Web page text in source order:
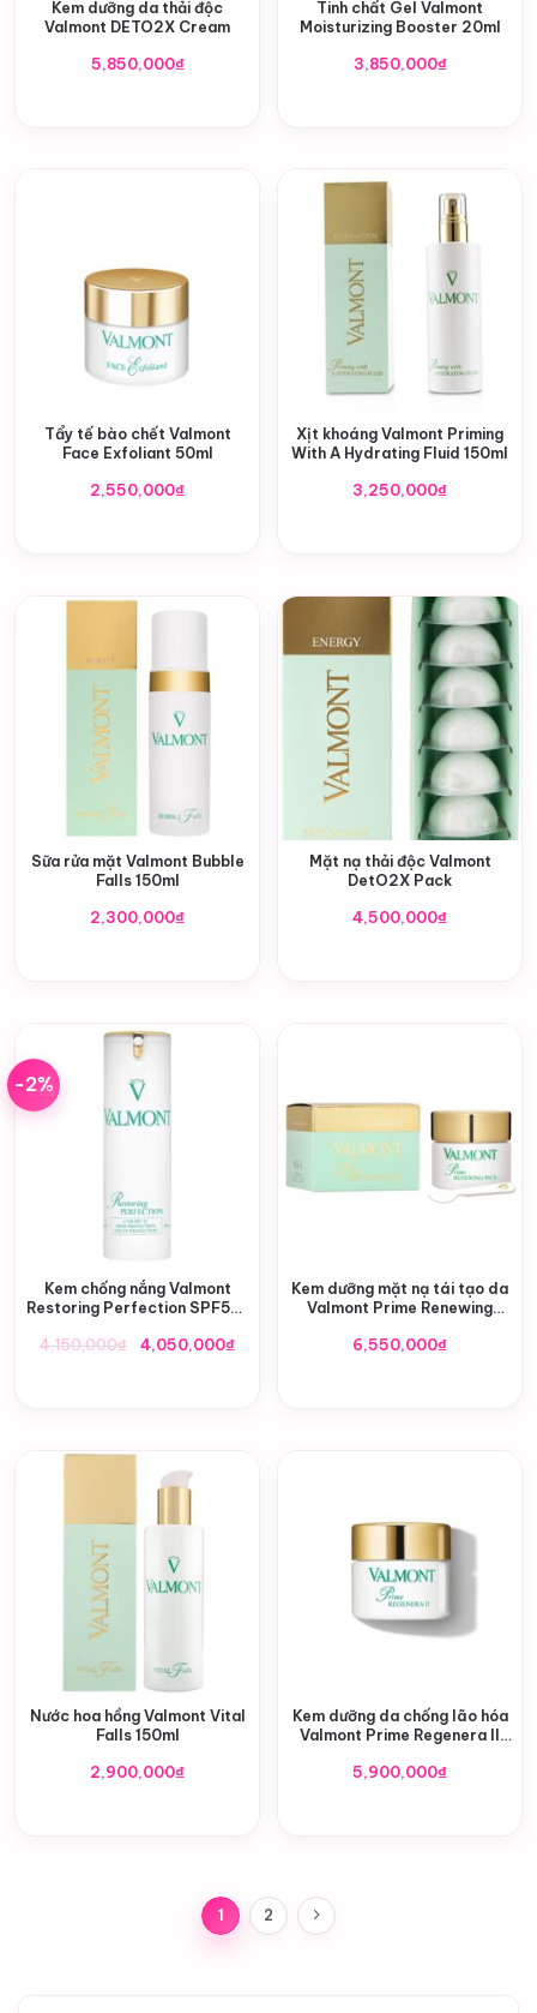
Kem dưỡng da thải độc
Valmont DETO2X Cream
5,850,000₫
Tinh chất Gel Valmont
Moisturizing Booster 20ml
3,850,000₫
Tẩy tế bào chết Valmont
Face Exfoliant 50ml
2,550,000₫
Xịt khoáng Valmont Priming
With A Hydrating Fluid 150ml
3,250,000₫
Sữa rửa mặt Valmont Bubble
Falls 150ml
2,300,000₫
Mặt nạ thải độc Valmont
DetO2X Pack
4,500,000₫
-2%
Kem chống nắng Valmont
Restoring Perfection SPF50+
4,150,000₫
Giá
4,050,000₫Giá
Kem dưỡng mặt nạ tái tạo da
Valmont Prime Renewing
6,550,000₫
Nước hoa hồng Valmont Vital
Falls 150ml
2,900,000₫
Kem dưỡng da chống lão hóa
Valmont Prime Regenera II
5,900,000₫
1 2